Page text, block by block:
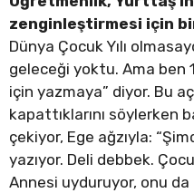
zenginleştirmesi için
Dünya Çocuk Yılı
geleceği yoktu. Ama ben
için yazmaya” diyor. Bu
kapattıklarını söylerken
çekiyor, Ege ağzıyla:
yazıyor. Deli debbek.
Annesi uyduruyor, onu da